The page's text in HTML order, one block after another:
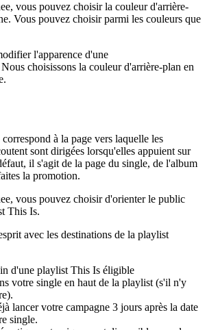
vous pouvez choisir la couleur d'arrière-
Vous pouvez choisir parmi les couleurs que
l'apparence d'une
choisissons la couleur d'arrière-plan en
à la page vers laquelle les
sont dirigées lorsqu'elles appuient sur
il s'agit de la page du single, de l'album
la promotion.
vous pouvez choisir d'orienter le public
This Is.
avec les destinations de la playlist
d'une playlist This Is éligible
votre single en haut de la playlist (s'il n'y
lancer votre campagne 3 jours après la date
single.